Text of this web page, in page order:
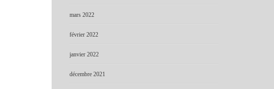
mars 2022
février 2022
janvier 2022
décembre 2021